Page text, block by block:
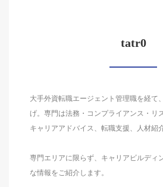
tatr0
大手外資転職エージェント管理職を経て
げ。専門は法務・コンプライアンス・リ
キャリアアドバイス、転職支援、人材紹介
専門エリアに限らず、キャリアビルディ
な情報をご紹介します。